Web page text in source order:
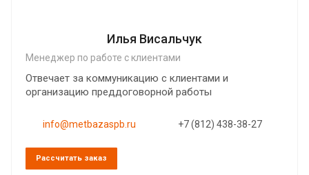
Илья Висальчук
Менеджер по работе с клиентами
Отвечает за коммуникацию с клиентами и
организацию преддоговорной работы
info@metbazaspb.ru +7 (812) 438-38-27
Рассчитать заказ